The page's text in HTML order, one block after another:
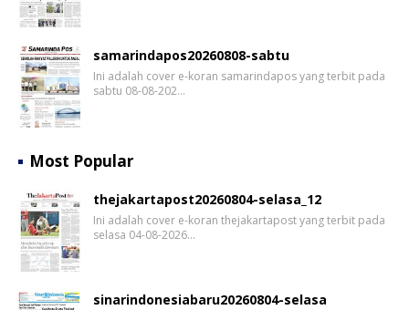
samarindapos20260808-sabtu
Ini adalah cover e-koran samarindapos yang terbit pada
sabtu 08-08-202…
Most Popular
thejakartapost20260804-selasa_12
Ini adalah cover e-koran thejakartapost yang terbit pada
selasa 04-08-2026…
sinarindonesiabaru20260804-selasa